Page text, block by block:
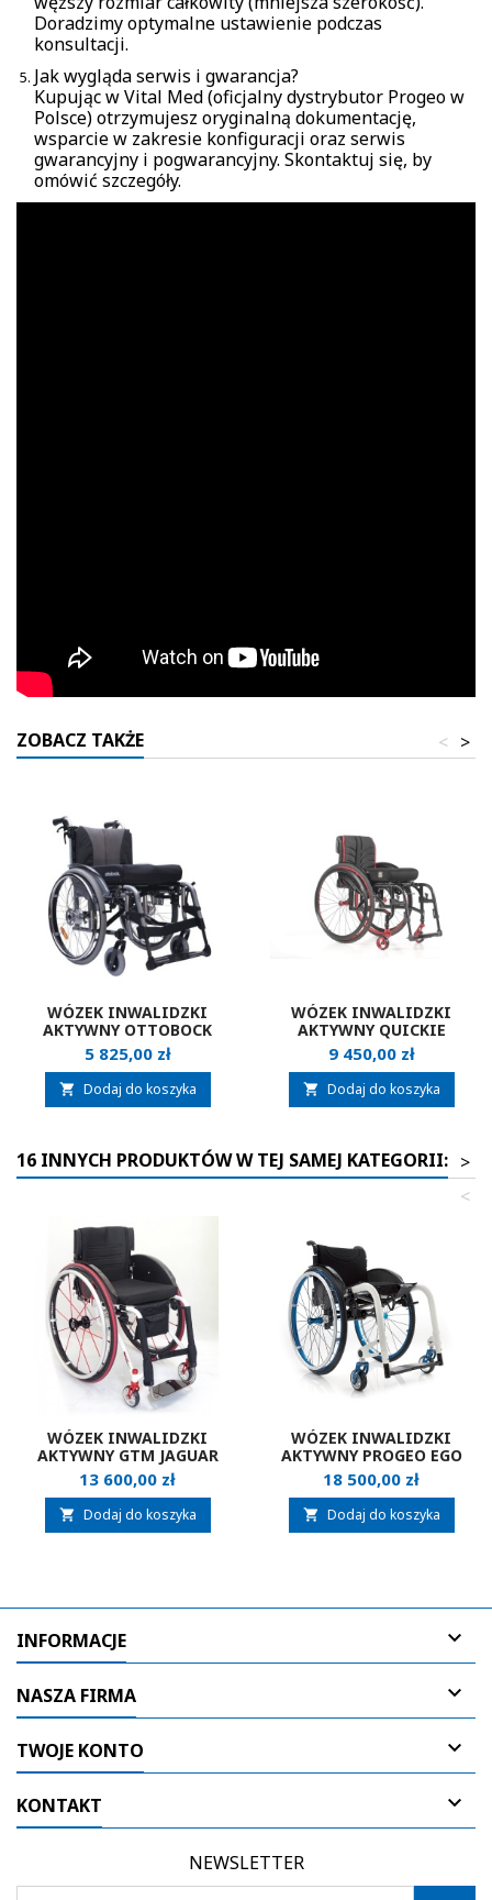
Doradzimy optymalne ustawienie podczas
konsultacji.
Jak wygląda serwis i gwarancja?
Kupując w Vital Med (oficjalny dystrybutor Progeo w
Polsce) otrzymujesz oryginalną dokumentację,
wsparcie w zakresie konfiguracji oraz serwis
gwarancyjny i pogwarancyjny. Skontaktuj się, by
omówić szczegóły.
ZOBACZ TAKŻE >
<
WÓZEK INWALIDZKI
AKTYWNY OTTOBOCK
MOTUS
Cena
5 825,00 zł
 Dodaj do koszyka
WÓZEK INWALIDZKI
AKTYWNY QUICKIE
NEON2
Cena
9 450,00 zł
 Dodaj do koszyka
16 INNYCH PRODUKTÓW W TEJ SAMEJ KATEGORII: >
<
WÓZEK INWALIDZKI
AKTYWNY GTM JAGUAR
Cena
13 600,00 zł
 Dodaj do koszyka
WÓZEK INWALIDZKI
AKTYWNY PROGEO EGO
Cena
18 500,00 zł
 Dodaj do koszyka
INFORMACJE 
NASZA FIRMA 
TWOJE KONTO 
KONTAKT 
NEWSLETTER